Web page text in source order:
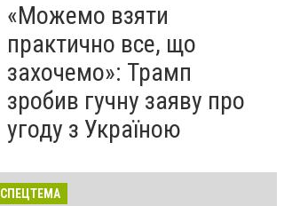
«Можемо взяти
практично все, що
захочемо»: Трамп
зробив гучну заяву про
угоду з Україною
СПЕЦТЕМА